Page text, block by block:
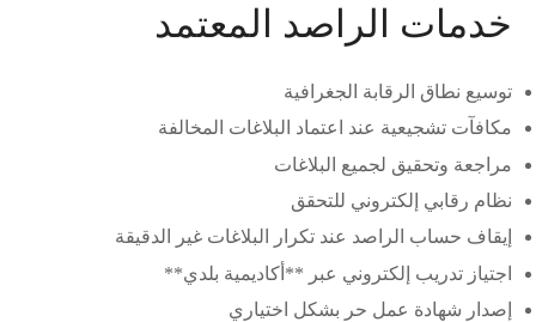
خدمات الراصد المعتمد
توسيع نطاق الرقابة الجغرافية
مكافآت تشجيعية عند اعتماد البلاغات المخالفة
مراجعة وتحقيق لجميع البلاغات
نظام رقابي إلكتروني للتحقق
إيقاف حساب الراصد عند تكرار البلاغات غير الدقيقة
اجتياز تدريب إلكتروني عبر **أكاديمية بلدي**
إصدار شهادة عمل حر بشكل اختياري